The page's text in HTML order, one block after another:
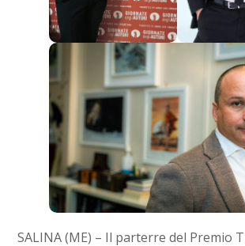
SALINA (ME) – Il parterre del Premio